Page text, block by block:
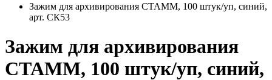
Зажим для архивирования СТАММ, 100 штук/уп, синий,
арт. СК53
Зажим для архивирования
СТАММ, 100 штук/уп, синий,